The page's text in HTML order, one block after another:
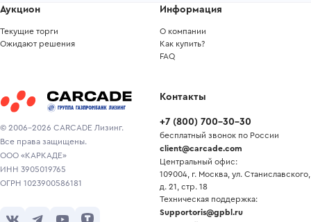
© 2006-2026 CARCADE Лизинг.
Все права защищены.
ООО «КАРКАДЕ»
ИНН 3905019765
ОГРН 1023900586181
Аукцион
Текущие торги
Ожидают решения
Информация
О компании
Как купить?
FAQ
Контакты
+7 (800) 700-30-30
бесплатный звонок по России
client@carcade.com
Центральный офис:
109004, г. Москва, ул. Станиславского,
д. 21, стр. 18
Техническая поддержка:
Supportoris@gpbl.ru